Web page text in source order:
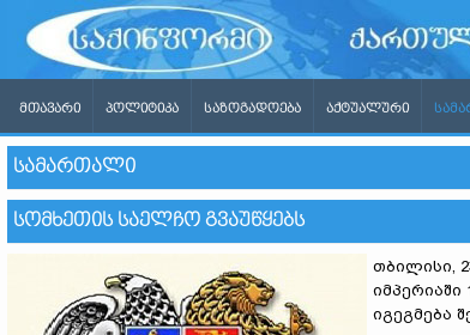
ᲛᲗᲐᲕᲐᲠᲘ ᲞᲝᲚᲘᲢᲘᲙᲐ ᲡᲐᲖᲝᲒᲐᲓᲝᲔᲑᲐ ᲐᲥᲢᲣᲐᲚᲣᲠᲘ
ᲡᲐᲛᲐᲠᲗᲐᲚᲘ
ᲡᲝᲛᲮᲔᲗᲘᲡ ᲡᲐᲔᲚᲩᲝ ᲒᲕᲐᲣᲬᲧᲔᲑᲡ
თბილისი,
იგეგმება